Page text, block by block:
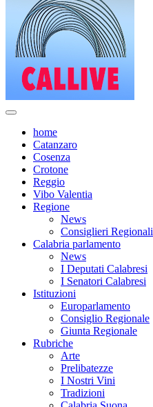
home
Catanzaro
Cosenza
Crotone
Reggio
Vibo Valentia
Regione
News
Consiglieri Regionali
Calabria parlamento
News
I Deputati Calabresi
I Senatori Calabresi
Istituzioni
Europarlamento
Consiglio Regionale
Giunta Regionale
Rubriche
Arte
Prelibatezze
I Nostri Vini
Tradizioni